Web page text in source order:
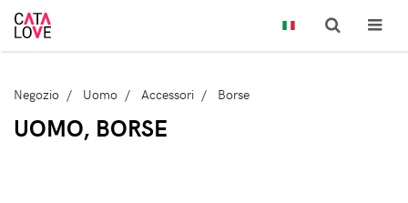
Negozio Uomo Accessori Borse
UOMO, BORSE